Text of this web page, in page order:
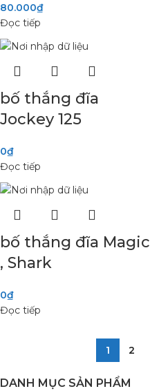
DANH MỤC SẢN PHẨM
80.000₫
Đọc tiếp
bố thắng đĩa
Jockey 125
0₫
Đọc tiếp
bố thắng đĩa Magic
, Shark
0₫
Đọc tiếp
1 2